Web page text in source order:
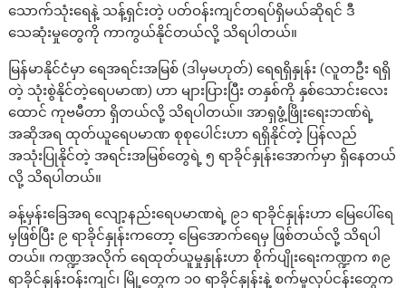
သောက်သုံးရေနဲ့ သန့်ရှင်းတဲ့ ပတ်ဝန်းကျင်တရပ်ရှိမယ်ဆိုရင် ဒီ
သေဆုံးမှုတွေကို ကာကွယ်နိုင်တယ်လို့ သိရပါတယ်။
မြန်မာနိုင်ငံမှာ ရေအရင်းအမြစ် (ဒါမှမဟုတ်) ရေရရှိနှုန်း (လူတဦး ရရှိ
တဲ့ သုံးစွဲနိုင်တဲ့ရေပမာဏ) ဟာ များပြားပြီး တနှစ်ကို နှစ်သောင်းလေး
ထောင် ကုဗမီတာ ရှိတယ်လို့ သိရပါတယ်။ အာရှဖွံ့ဖြိုးရေးဘဏ်ရဲ့
အဆိုအရ ထုတ်ယူရေပမာဏ စုစုပေါင်းဟာ ရရှိနိုင်တဲ့ ပြန်လည်
အသုံးပြုနိုင်တဲ့ အရင်းအမြစ်တွေရဲ့ ၅ ရာခိုင်နှုန်းအောက်မှာ ရှိနေတယ်
လို့ သိရပါတယ်။
ခန့်မှန်းခြေအရ လျော့နည်းရေပမာဏရဲ့ ၉၁ ရာခိုင်နှုန်းဟာ မြေပေါ်ရေ
မှဖြစ်ပြီး ၉ ရာခိုင်နှုန်းကတော့ မြေအောက်ရေမှ ဖြစ်တယ်လို့ သိရပါ
တယ်။ ကဏ္ဍအလိုက် ရေထုတ်ယူမှုနှုန်းဟာ စိုက်ပျိုးရေးကဏ္ဍက ၈၉
ရာခိုင်နှုန်းဝန်းကျင်၊ မြို့တွေက ၁၀ ရာခိုင်နှုန်းနဲ့ စက်မှုလုပ်ငန်းတွေက